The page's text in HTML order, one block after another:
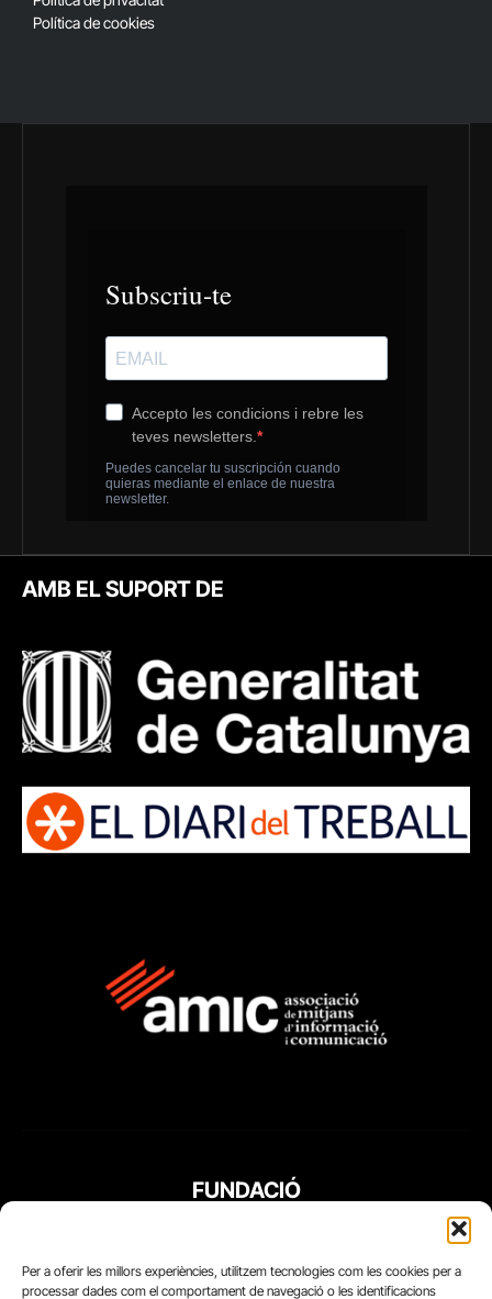
Per a oferir les millors experiències, utilitzem tecnologies com les cookies per a
processar dades com el comportament de navegació o les identificacions
Política de cookies
AMB EL SUPORT DE
FUNDACIÓ